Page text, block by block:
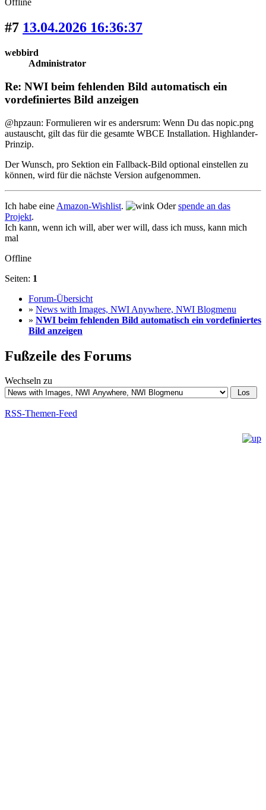
Offline
#7 13.04.2026 16:36:37
webbird
Administrator
Re: NWI beim fehlenden Bild automatisch ein
vordefiniertes Bild anzeigen
@hpzaun: Formulieren wir es andersrum: Wenn Du das nopic.png
austauscht, gilt das für die gesamte WBCE Installation. Highlander-
Prinzip.
Der Wunsch, pro Sektion ein Fallback-Bild optional einstellen zu
können, wird für die nächste Version aufgenommen.
Ich habe eine Amazon-Wishlist. Oderspende an das
Projekt.
Ich kann, wenn ich will, aber wer will, dass ich muss, kann mich
mal
Offline
Seiten: 1
Forum-Übersicht
» News with Images, NWI Anywhere, NWI Blogmenu
» NWI beim fehlenden Bild automatisch ein vordefiniertes
Bild anzeigen
Fußzeile des Forums
Wechseln zu
RSS-Themen-Feed